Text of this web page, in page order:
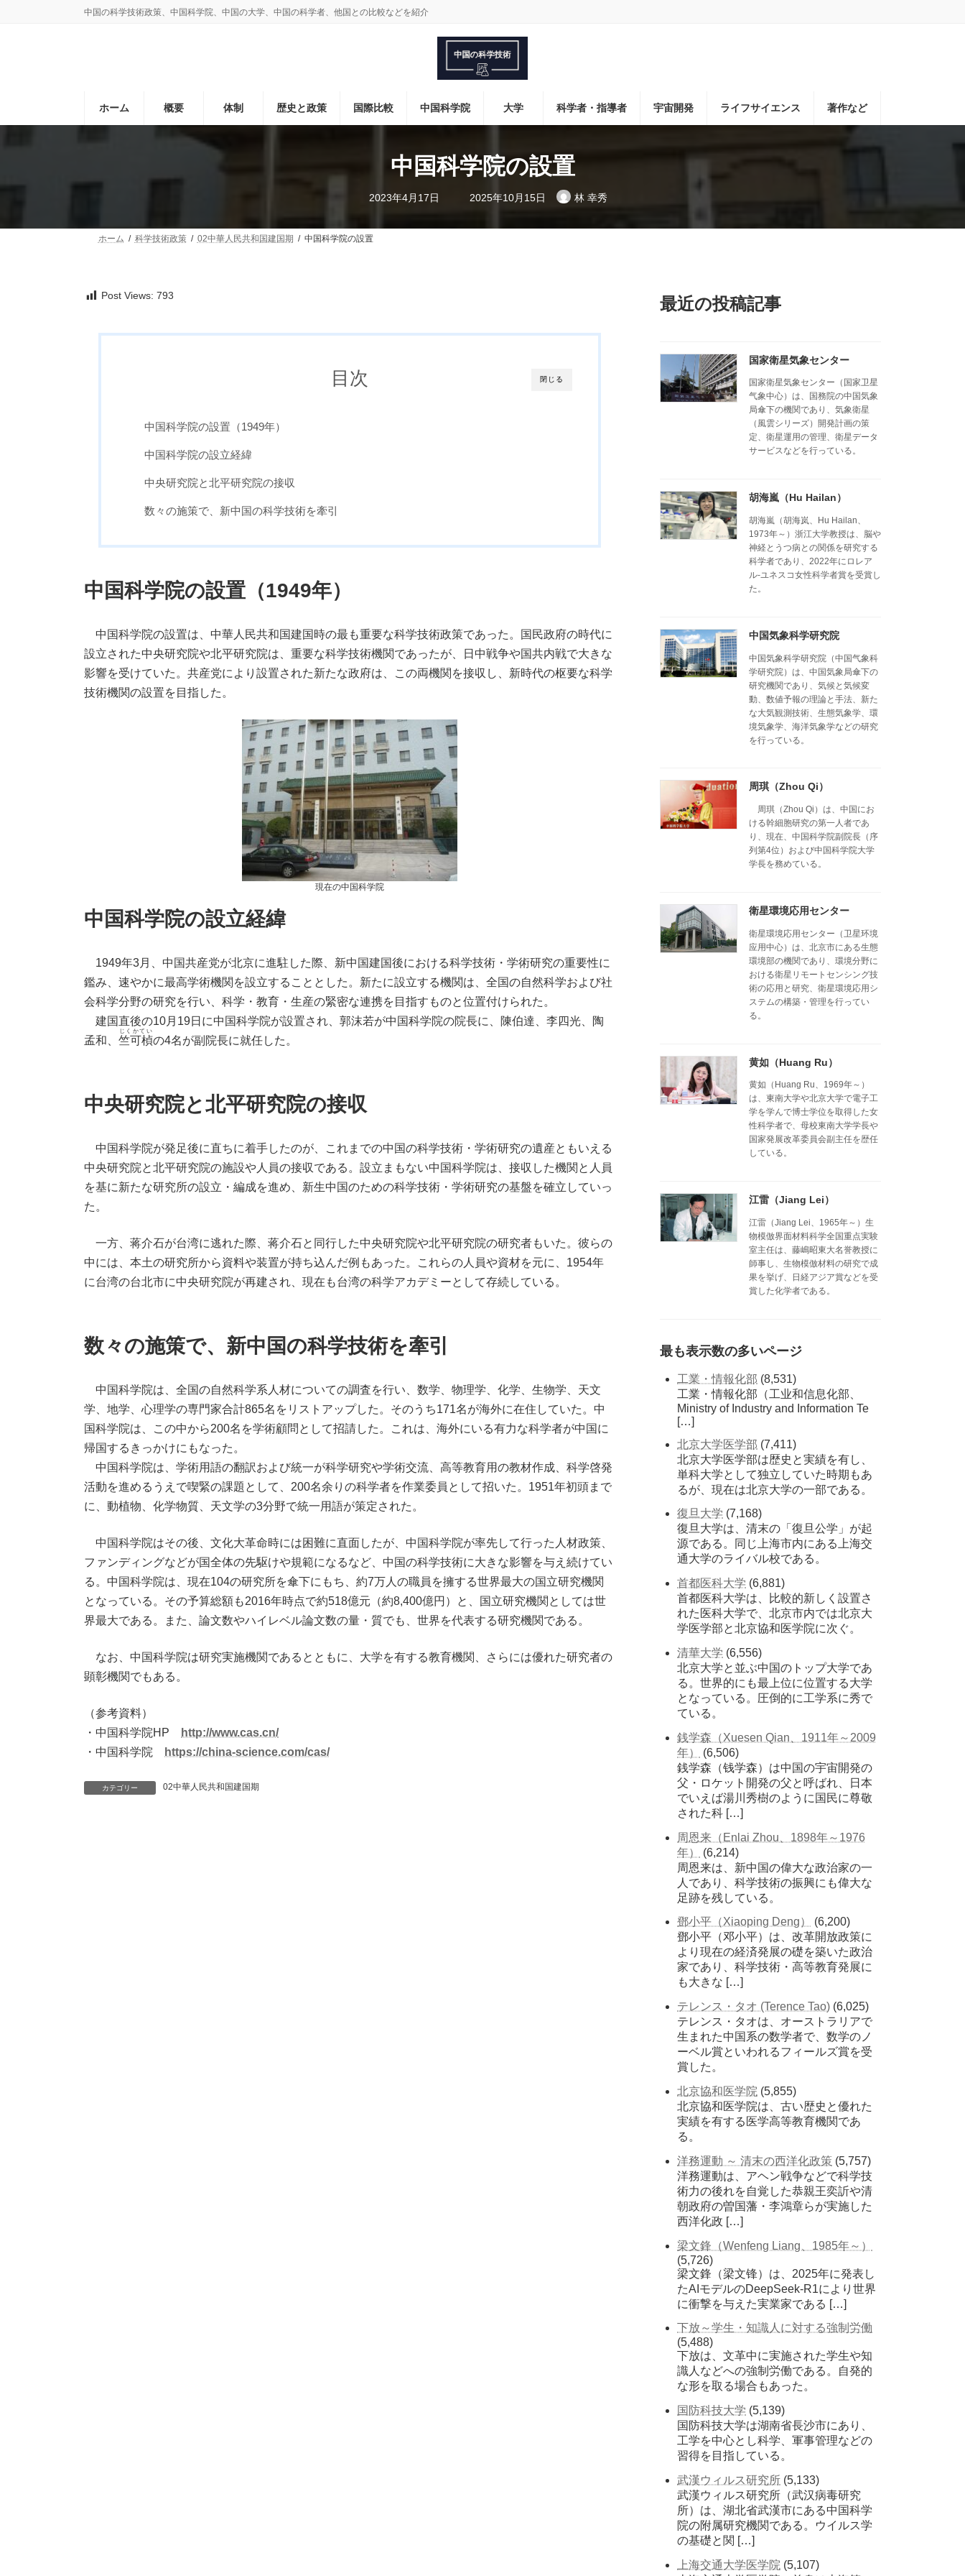
ッ
移
中国の科学技術政策、中国科学院、中国の大学、中国の科学者、他国との比較などを紹介
ホーム 概要 体制 歴史と政策 国際比較 中国科学院 大学 科学者・指導者 宇宙開発 ライフサイエンス 著作など
中国科学院の設置
2023年4月17日
最
終
日
2025年10月15日 林 幸秀
ホーム 科学技術政策 02中華人民共和国建国期 中国科学院の設置
Post Views: 793
閉じる
目次
中国科学院の設置（1949年）
中国科学院の設立経緯
中央研究院と北平研究院の接収
数々の施策で、新中国の科学技術を牽引
中国科学院の設置（1949年）
中国科学院の設置は、中華人民共和国建国時の最も重要な科学技術政策であった。国民政府の時代に
設立された中央研究院や北平研究院は、重要な科学技術機関であったが、日中戦争や国共内戦で大きな
影響を受けていた。共産党により設置された新たな政府は、この両機関を接収し、新時代の枢要な科学
技術機関の設置を目指した。
現在の中国科学院
中国科学院の設立経緯
1949年3月、中国共産党が北京に進駐した際、新中国建国後における科学技術・学術研究の重要性に
鑑み、速やかに最高学術機関を設立することとした。新たに設立する機関は、全国の自然科学および社
会科学分野の研究を行い、科学・教育・生産の緊密な連携を目指すものと位置付けられた。
建国直後の10月19日に中国科学院が設置され、郭沫若が中国科学院の院長に、陳伯達、李四光、陶
孟和、 竺可楨
じくかてい
の4名が副院長に就任した。
中央研究院と北平研究院の接収
中国科学院が発足後に直ちに着手したのが、これまでの中国の科学技術・学術研究の遺産ともいえる
中央研究院と北平研究院の施設や人員の接収である。設立まもない中国科学院は、接収した機関と人員
を基に新たな研究所の設立・編成を進め、新生中国のための科学技術・学術研究の基盤を確立していっ
た。
一方、蒋介石が台湾に逃れた際、蒋介石と同行した中央研究院や北平研究院の研究者もいた。彼らの
中には、本土の研究所から資料や装置が持ち込んだ例もあった。これらの人員や資材を元に、1954年
に台湾の台北市に中央研究院が再建され、現在も台湾の科学アカデミーとして存続している。
数々の施策で、新中国の科学技術を牽引
中国科学院は、全国の自然科学系人材についての調査を行い、数学、物理学、化学、生物学、天文
学、地学、心理学の専門家合計865名をリストアップした。そのうち171名が海外に在住していた。中
国科学院は、この中から200名を学術顧問として招請した。これは、海外にいる有力な科学者が中国に
帰国するきっかけにもなった。
中国科学院は、学術用語の翻訳および統一が科学研究や学術交流、高等教育用の教材作成、科学啓発
活動を進めるうえで喫緊の課題として、200名余りの科学者を作業委員として招いた。1951年初頭まで
に、動植物、化学物質、天文学の3分野で統一用語が策定された。
中国科学院はその後、文化大革命時には困難に直面したが、中国科学院が率先して行った人材政策、
ファンディングなどが国全体の先駆けや規範になるなど、中国の科学技術に大きな影響を与え続けてい
る。中国科学院は、現在104の研究所を傘下にもち、約7万人の職員を擁する世界最大の国立研究機関
となっている。その予算総額も2016年時点で約518億元（約8,400億円）と、国立研究機関としては世
界最大である。また、論文数やハイレベル論文数の量・質でも、世界を代表する研究機関である。
なお、中国科学院は研究実施機関であるとともに、大学を有する教育機関、さらには優れた研究者の
顕彰機関でもある。
（参考資料）
・中国科学院HP
http://www.cas.cn/
・中国科学院
https://china-science.com/cas/
カテゴリー 02中華人民共和国建国期
最近の投稿記事
国家衛星気象センター
国家衛星気象センター（国家卫星
气象中心）は、国務院の中国気象
局傘下の機関であり、気象衛星
（風雲シリーズ）開発計画の策
定、衛星運用の管理、衛星データ
サービスなどを行っている。
胡海嵐（Hu Hailan）
胡海嵐（胡海岚、Hu Hailan、
1973年～）浙江大学教授は、脳や
神経とうつ病との関係を研究する
科学者であり、2022年にロレア
ル-ユネスコ女性科学者賞を受賞し
た。
中国気象科学研究院
中国気象科学研究院（中国气象科
学研究院）は、中国気象局傘下の
研究機関であり、気候と気候変
動、数値予報の理論と手法、新た
な大気観測技術、生態気象学、環
境気象学、海洋気象学などの研究
を行っている。
周琪（Zhou Qi）
周琪（Zhou Qi）は、中国にお
ける幹細胞研究の第一人者であ
り、現在、中国科学院副院長（序
列第4位）および中国科学院大学
学長を務めている。
衛星環境応用センター
衛星環境応用センター（卫星环境
应用中心）は、北京市にある生態
環境部の機関であり、環境分野に
おける衛星リモートセンシング技
術の応用と研究、衛星環境応用シ
ステムの構築・管理を行ってい
る。
黄如（Huang Ru）
黄如（Huang Ru、1969年～）
は、東南大学や北京大学で電子工
学を学んで博士学位を取得した女
性科学者で、母校東南大学学長や
国家発展改革委員会副主任を歴任
している。
江雷（Jiang Lei）
江雷（Jiang Lei、1965年～）生
物模倣界面材料科学全国重点実験
室主任は、藤嶋昭東大名誉教授に
師事し、生物模倣材料の研究で成
果を挙げ、日経アジア賞などを受
賞した化学者である。
最も表示数の多いページ
工業・情報化部 (8,531)
工業・情報化部（工业和信息化部、
Ministry of Industry and Information Te
[…]
北京大学医学部 (7,411)
北京大学医学部は歴史と実績を有し、
単科大学として独立していた時期もあ
るが、現在は北京大学の一部である。
復旦大学 (7,168)
復旦大学は、清末の「復旦公学」が起
源である。同じ上海市内にある上海交
通大学のライバル校である。
首都医科大学 (6,881)
首都医科大学は、比較的新しく設置さ
れた医科大学で、北京市内では北京大
学医学部と北京協和医学院に次ぐ。
清華大学 (6,556)
北京大学と並ぶ中国のトップ大学であ
る。世界的にも最上位に位置する大学
となっている。圧倒的に工学系に秀で
ている。
銭学森（Xuesen Qian、1911年～2009
年）
(6,506)
銭学森（钱学森）は中国の宇宙開発の
父・ロケット開発の父と呼ばれ、日本
でいえば湯川秀樹のように国民に尊敬
された科 […]
周恩来（Enlai Zhou、1898年～1976
年）
(6,214)
周恩来は、新中国の偉大な政治家の一
人であり、科学技術の振興にも偉大な
足跡を残している。
鄧小平（Xiaoping Deng）
(6,200)
鄧小平（邓小平）は、改革開放政策に
より現在の経済発展の礎を築いた政治
家であり、科学技術・高等教育発展に
も大きな […]
テレンス・タオ (Terence Tao) (6,025)
テレンス・タオは、オーストラリアで
生まれた中国系の数学者で、数学のノ
ーベル賞といわれるフィールズ賞を受
賞した。
北京協和医学院 (5,855)
北京協和医学院は、古い歴史と優れた
実績を有する医学高等教育機関であ
る。
洋務運動 ～ 清末の西洋化政策 (5,757)
洋務運動は、アヘン戦争などで科学技
術力の後れを自覚した恭親王奕訢や清
朝政府の曽国藩・李鴻章らが実施した
西洋化政 […]
梁文鋒（Wenfeng Liang、1985年～）
(5,726)
梁文鋒（梁文锋）は、2025年に発表し
たAIモデルのDeepSeek-R1により世界
に衝撃を与えた実業家である […]
下放～学生・知識人に対する強制労働
(5,488)
下放は、文革中に実施された学生や知
識人などへの強制労働である。自発的
な形を取る場合もあった。
国防科技大学 (5,139)
国防科技大学は湖南省長沙市にあり、
工学を中心とし科学、軍事管理などの
習得を目指している。
武漢ウィルス研究所 (5,133)
武漢ウィルス研究所（武汉病毒研究
所）は、湖北省武漢市にある中国科学
院の附属研究機関である。ウイルス学
の基礎と関 […]
上海交通大学医学院 (5,107)